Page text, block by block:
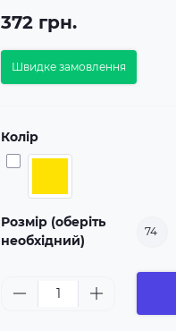
372 грн.
Швидке замовлення
Колір
Розмір (оберіть
необхідний)
74